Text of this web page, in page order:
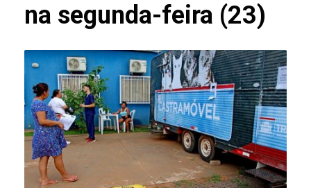
na segunda-feira (23)